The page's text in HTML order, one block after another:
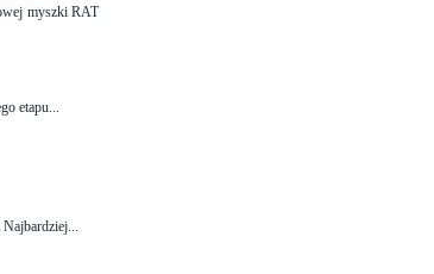
myszki RAT
etapu...